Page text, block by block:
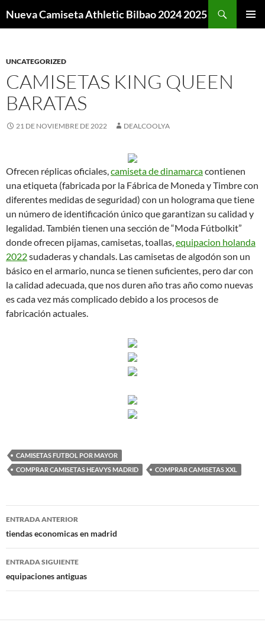
Nueva Camiseta Athletic Bilbao 2024 2025
UNCATEGORIZED
CAMISETAS KING QUEEN
BARATAS
21 DE NOVIEMBRE DE 2022 DEALCOOLYA
Ofrecen réplicas oficiales,camiseta de dinamarcacontienen
una etiqueta (fabricada por la Fábrica de Moneda y Timbre con
diferentes medidas de seguridad) con un holograma que tiene
un número de identificación único que garantizan su calidad y
legalidad. También tienen una sección de “Moda Fútbolkit”
donde ofrecen pijamas, camisetas, toallas,equipacion holanda
2022sudaderas y chandals. Las camisetas de algodón son un
básico en el armario, nunca se tienen suficientes, pero dar con
la calidad adecuada, que nos duren año tras año como nuevas
es cada vez más complicado debido a los procesos de
fabricación actuales.
CAMISETAS FUTBOL POR MAYOR
COMPRAR CAMISETAS HEAVYS MADRID
COMPRAR CAMISETAS XXL
Navegación
de
entradas
ENTRADA ANTERIOR
tiendas economicas en madrid
ENTRADA SIGUIENTE
equipaciones antiguas